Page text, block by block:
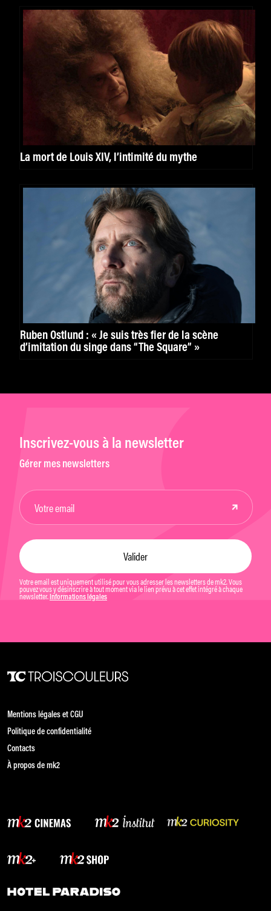
La mort de Louis XIV, l’intimité du mythe
Ruben Östlund : « Je suis très fier de la scène
d’imitation du singe dans “The Square” »
Inscrivez-vous à la newsletter
Gérer mes newsletters
Votre email est uniquement utilisé pour vous adresser les newsletters de mk2. Vous
pouvez vous y désinscrire à tout moment via le lien prévu à cet effet intégré à chaque
newsletter. Informations légales
Mentions légales et CGU
Politique de confidentialité
Contacts
À propos de mk2